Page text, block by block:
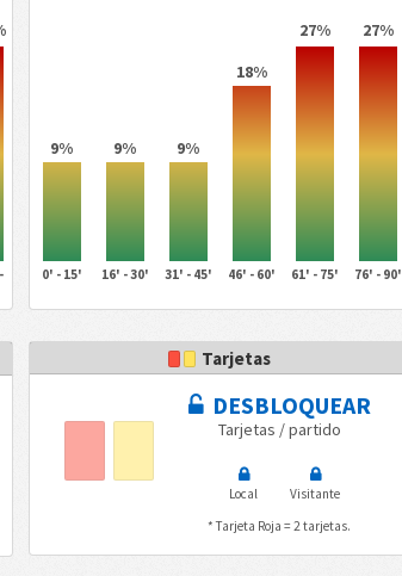
9% 9% 9%
18%
27% 27%
0' - 15' 16' - 30' 31' - 45' 46' - 60' 61' - 75' 76' - 90'
Tarjetas
DESBLOQUEAR
Tarjetas / partido
Local
Visitante
* Tarjeta Roja = 2 tarjetas.